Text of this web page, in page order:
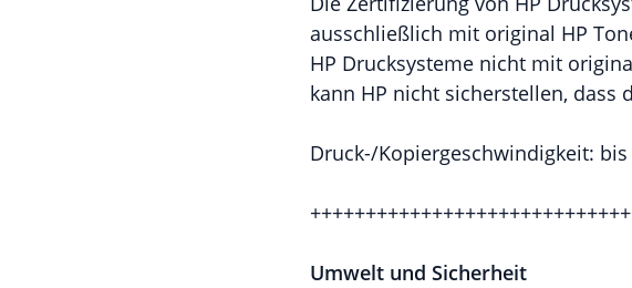
ausschließlich mit original HP
HP Drucksysteme nicht mit
kann HP nicht sicherstellen, dass
Druck-/Kopiergeschwindigkeit:
Umwelt und Sicherheit